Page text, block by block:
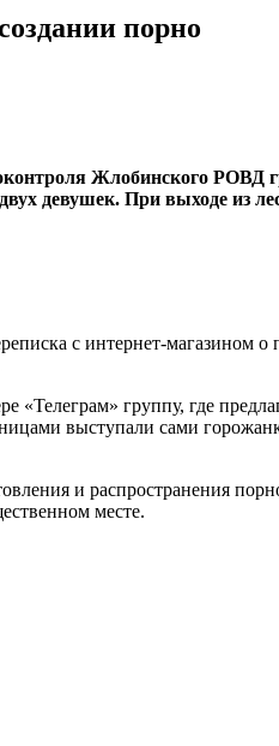
порно
Жлобинского
девушек. При выходе из
с интернет-магазином
«Телеграм» группу, где
выступали сами
и распространения
месте.